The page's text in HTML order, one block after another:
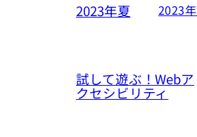
2023年夏 2023
試して遊ぶ！Webア
クセシビリティ